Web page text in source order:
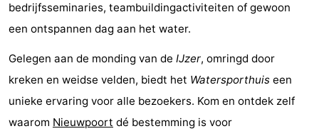
centra
Dorpen
&
Steden
Natuur
Sporten
-
bedrijfsseminaries, teambuildingactiviteiten of gewoon
een ontspannen dag aan het water.
Gelegen aan de monding van de IJzer, omringd door
kreken en weidse velden, biedt het Watersporthuis een
unieke ervaring voor alle bezoekers. Kom en ontdek zelf
waarom Nieuwpoort dé bestemming is voor